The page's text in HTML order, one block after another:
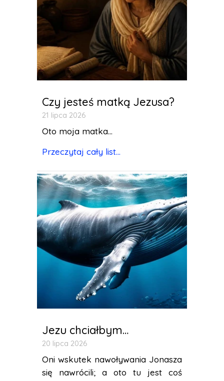
Czy jesteś matką Jezusa?
21 lipca 2026
Oto moja matka...
Przeczytaj cały list...
Jezu chciałbym…
20 lipca 2026
Oni wskutek nawoływania Jonasza
się nawrócili; a oto tu jest coś